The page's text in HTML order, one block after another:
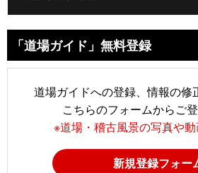
「道場ガイド」無料登録
道場ガイドへの登録、情報の修
こちらのフォームからご登
※道場・稽古風景の写真や
新規登録フォー